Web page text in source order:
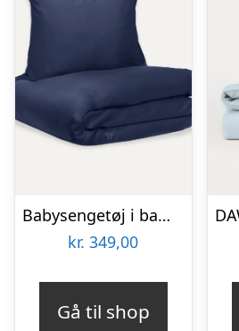
Babysengetøj i bambus | Navy blue | 70×100
kr. 349,00
Gå til shop